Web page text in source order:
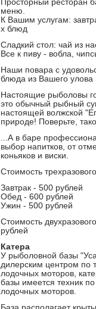
Просторный ресторан
меню.
К Вашим услугам:
х блюд
Сладкий стол: чай из
Все к пиву - вобла,
Наши повара с
блюда из Вашего улова
Настоящие рыболовы
это обычный рыбный
настоящей волжской
природе! Поверьте,
...А в баре
выбор напитков, от
коньяков и виски.
Стоимость
Завтрак - 500 рублей
Обед - 600 рублей
Ужин - 500 рублей
Стоимость
рублей
Катера
У рыболовной базы
дилерским центром по
лодочных моторов,
базы имеется техник
лодочных моторов.